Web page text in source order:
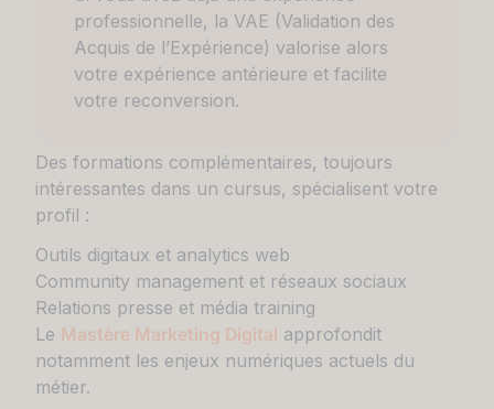
professionnelle, la VAE (Validation des
Acquis de l’Expérience) valorise alors
votre expérience antérieure et facilite
votre reconversion.
Des formations complémentaires, toujours
intéressantes dans un cursus, spécialisent votre
profil :
Outils digitaux et analytics web
Community management et réseaux sociaux
Relations presse et média training
Le Mastère Marketing Digital approfondit
notamment les enjeux numériques actuels du
métier.